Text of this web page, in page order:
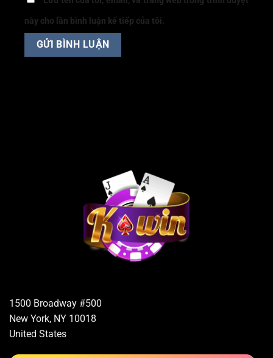
này cho lần bình luận kế tiếp của tôi.
1500 Broadway #500
New York, NY 10018
United States